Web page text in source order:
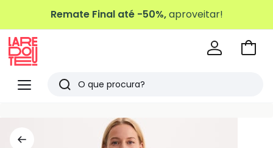
Remate Final até -50%,aproveitar!
Menu
Redoute
Pesquisar
Ir